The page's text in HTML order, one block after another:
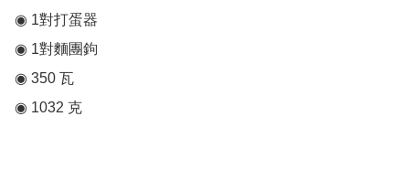
◉ 1對打蛋器
◉ 1對麵團鉤
◉ 350 瓦
◉ 1032 克